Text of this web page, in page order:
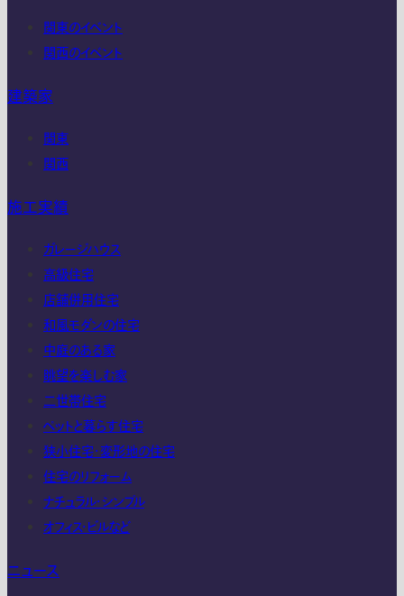
関東のイベント
関西のイベント
建築家
関東
関西
施工実績
ガレージハウス
高級住宅
店舗併用住宅
和風モダンの住宅
中庭のある家
眺望を楽しむ家
二世帯住宅
ペットと暮らす住宅
狭小住宅・変形地の住宅
住宅のリフォーム
ナチュラル・シンプル
オフィス・ビルなど
ニュース